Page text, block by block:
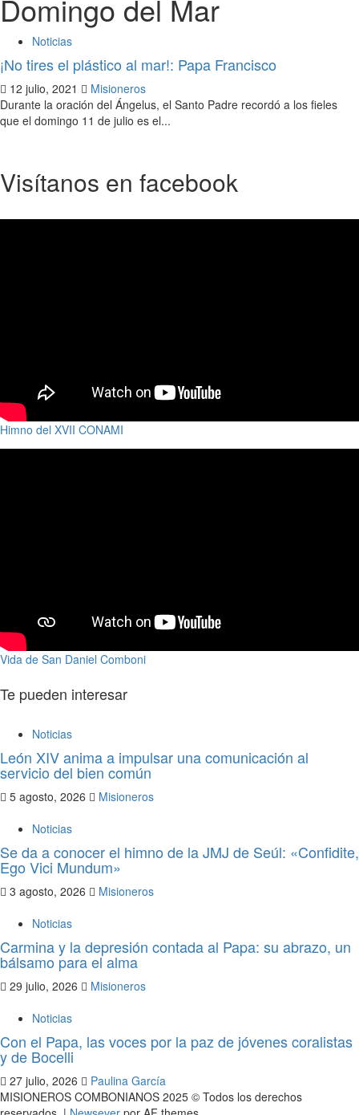
Domingo del Mar
Noticias
¡No tires el plástico al mar!: Papa Francisco
12 julio, 2021
Misioneros
Durante la oración del Ángelus, el Santo Padre recordó a los fieles
que el domingo 11 de julio es el...
Visítanos en facebook
Himno del XVII CONAMI
Vida de San Daniel Comboni
Te pueden interesar
Noticias
León XIV anima a impulsar una comunicación al
servicio del bien común
5 agosto, 2026
Misioneros
Noticias
Se da a conocer el himno de la JMJ de Seúl: «Confidite,
Ego Vici Mundum»
3 agosto, 2026
Misioneros
Noticias
Carmina y la depresión contada al Papa: su abrazo, un
bálsamo para el alma
29 julio, 2026
Misioneros
Noticias
Con el Papa, las voces por la paz de jóvenes coralistas
y de Bocelli
27 julio, 2026
Paulina García
MISIONEROS COMBONIANOS 2025 © Todos los derechos